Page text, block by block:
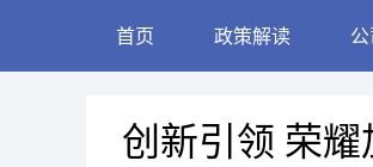
首页 政策解读
创新引领 荣